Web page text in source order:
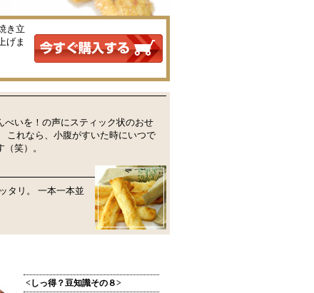
き立
げま
べいを！の声にスティック状のおせ
これなら、小腹がすいた時にいつで
笑）。
タリ。 一本一本並
<しっ得？豆知識その８>